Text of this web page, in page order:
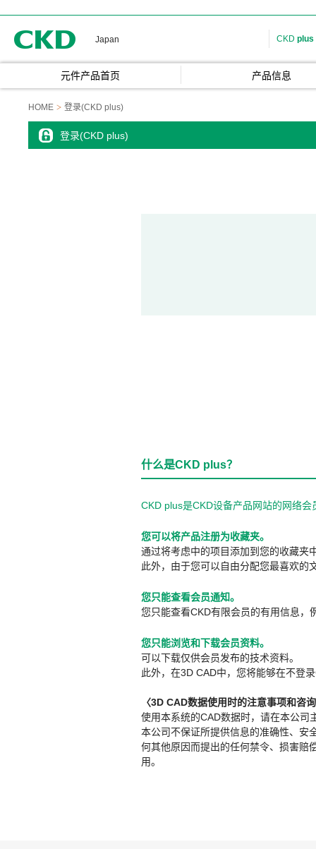
Japan CKD plus
元件产品首页 产品信息
HOME 登录(CKD plus)
登录(CKD plus)
什么是CKD plus？
CKD plus是CKD设备产品网站的网络
您可以将产品注册为收藏夹。
通过将考虑中的项目添加到您的收藏夹
此外，由于您可以自由分配您最喜欢的
您只能查看会员通知。
您只能查看CKD有限会员的有用信息，
您只能浏览和下载会员资料。
可以下载仅供会员发布的技术资料。
此外，在3D CAD中，您将能够在不登
〈3D CAD数据使用时的注意事项和咨
使用本系统的CAD数据时，请在本公司
本公司不保证所提供信息的准确性、安
何其他原因而提出的任何禁令、损害赔
用。